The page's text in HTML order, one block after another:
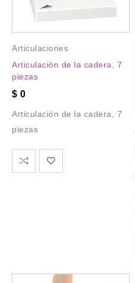
Articulaciones
Articulación de la cadera, 7
piezas
$ 0
Articulación de la cadera, 7
piezas